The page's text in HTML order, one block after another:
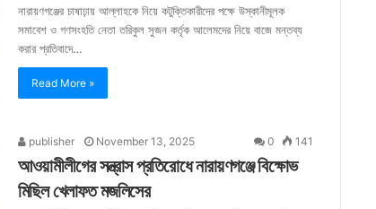
নারায়ণগঞ্জের চাষাঢ়ায় আল্লাহকে নিয়ে কটুক্তিকারীদের পক্ষে উস্কানীমূলক
সমাবেশ ও গণসংহতি নেতা তরিকুল সুজন কর্তৃক আলেমদের নিয়ে বাজে মন্তব্য
করার প্রতিবাদে…
Read More »
publisher November 13, 2025 0 141
আওয়ামীলীগের সন্ত্রাস প্রতিরোধে নারায়ণগঞ্জে বিক্ষোভ
মিছিল খেলাফত মজলিসের